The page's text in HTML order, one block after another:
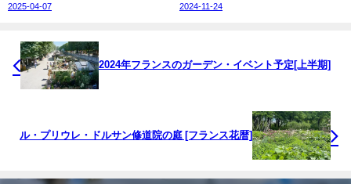
2025-04-07 2024-11-24
2024年フランスのガーデン・イベント予定[上半期]
ル・プリウレ・ドルサン修道院の庭 [フランス花暦]